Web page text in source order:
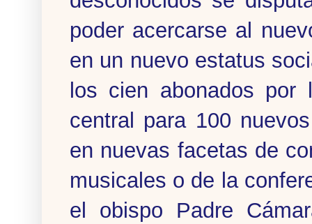
poder acercarse al
en un nuevo estatus
los cien abonados
central para 100
en nuevas facetas de
musicales o de la
el obispo Padre